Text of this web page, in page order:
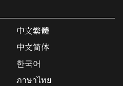
中文繁體
中文简体
한국어
ภาษาไทย